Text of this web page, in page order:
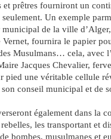
et prêtres fourniront un
Un exemple
de la ville
Vernet, fournira le papier
Musulmans… cela, avec
Jacques Chevalier,
pied une véritable cellule
conseil municipal et de
également dans la
les transportant et
bombes, musulmanes et